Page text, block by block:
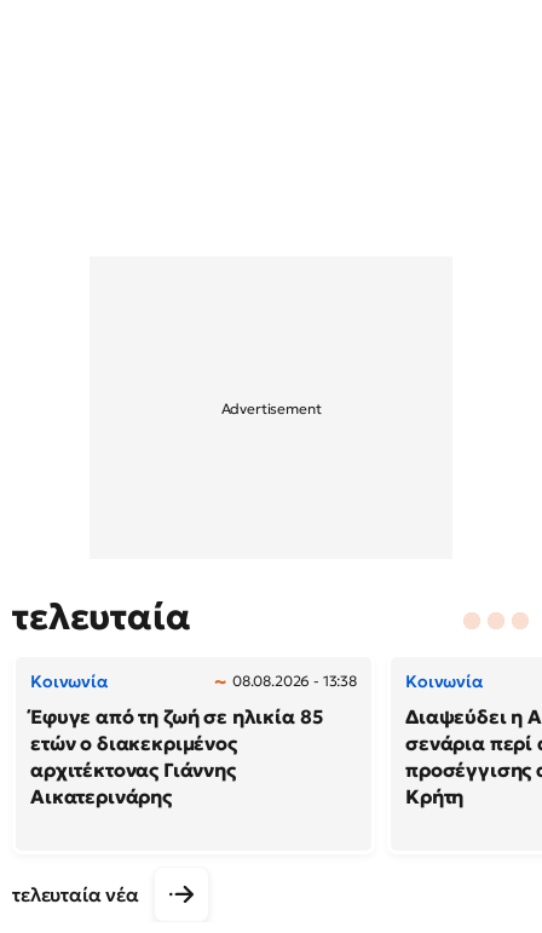
τελευταία
Κοινωνία 08.08.2026 - 13:38
Έφυγε από τη ζωή σε ηλικία 85
ετών ο διακεκριμένος
αρχιτέκτονας Γιάννης
Αικατερινάρης
Κοινωνία
Διαψεύδει η
σενάρια περί
προσέγγισης
Κρήτη
τελευταία νέα